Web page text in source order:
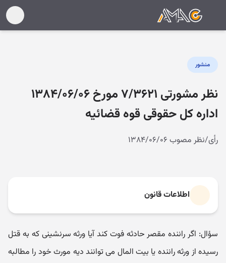
منشور
نظر مشورتی ۷/۳۶۲۱ مورخ ۱۳۸۴/۰۶/۰۶
اداره کل حقوقی قوه قضائیه
رأی/نظر مصوب ۱۳۸۴/۰۶/۰۶
اطلاعات قانون
سؤال: اگر راننده مقصر حادثه فوت کند آیا ورثه سرنشینی که به قتل
رسیده از ورثه راننده یا بیت المال می توانند دیه مورث خود را مطالبه